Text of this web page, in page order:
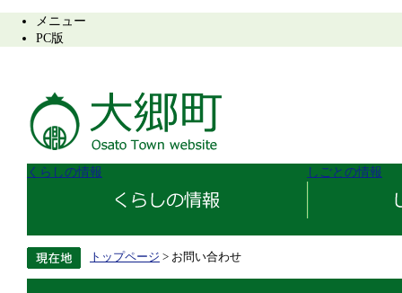
メニュー
PC版
くらしの情報 しごとの情報
トップページ > お問い合わせ